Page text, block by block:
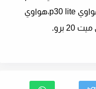
العربي مثل هواتف هواوي p30 برو،هواوي p30 lite،هواوي